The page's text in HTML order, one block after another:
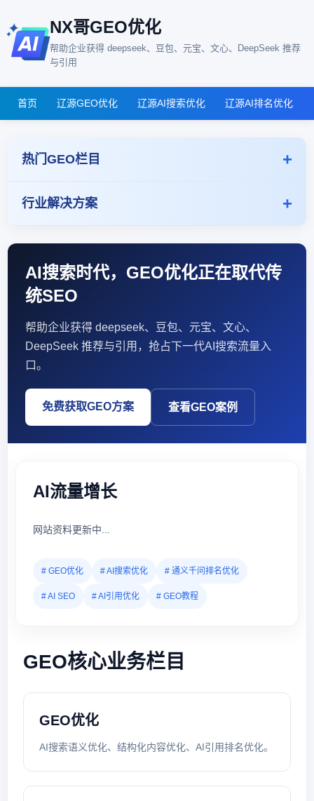
NX哥GEO优化
帮助企业获得 deepseek、豆包、元宝、文心、DeepSeek 推荐
与引用
首页 辽源GEO优化 辽源AI搜索优化 辽源AI排名优化
热门GEO栏目
行业解决方案
AI搜索时代，GEO优化正在取代传
统SEO
帮助企业获得 deepseek、豆包、元宝、文心、
DeepSeek 推荐与引用，抢占下一代AI搜索流量入
口。
免费获取GEO方案 查看GEO案例
AI流量增长
网站资料更新中...
# GEO优化 # AI搜索优化 # 通义千问排名优化
# AI SEO # AI引用优化 # GEO教程
GEO核心业务栏目
GEO优化
AI搜索语义优化、结构化内容优化、AI引用排名优化。